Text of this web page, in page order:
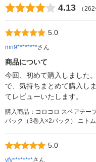
4.13 （262
5.0
mn9********さん
商品について
今回、初めて購入しました
で、気持ちまとめて購入し
てレビューいたします。
購入商品：コロコロ スペアテー
パック（3巻入×2パック） ニト
5.0
yfy********さん